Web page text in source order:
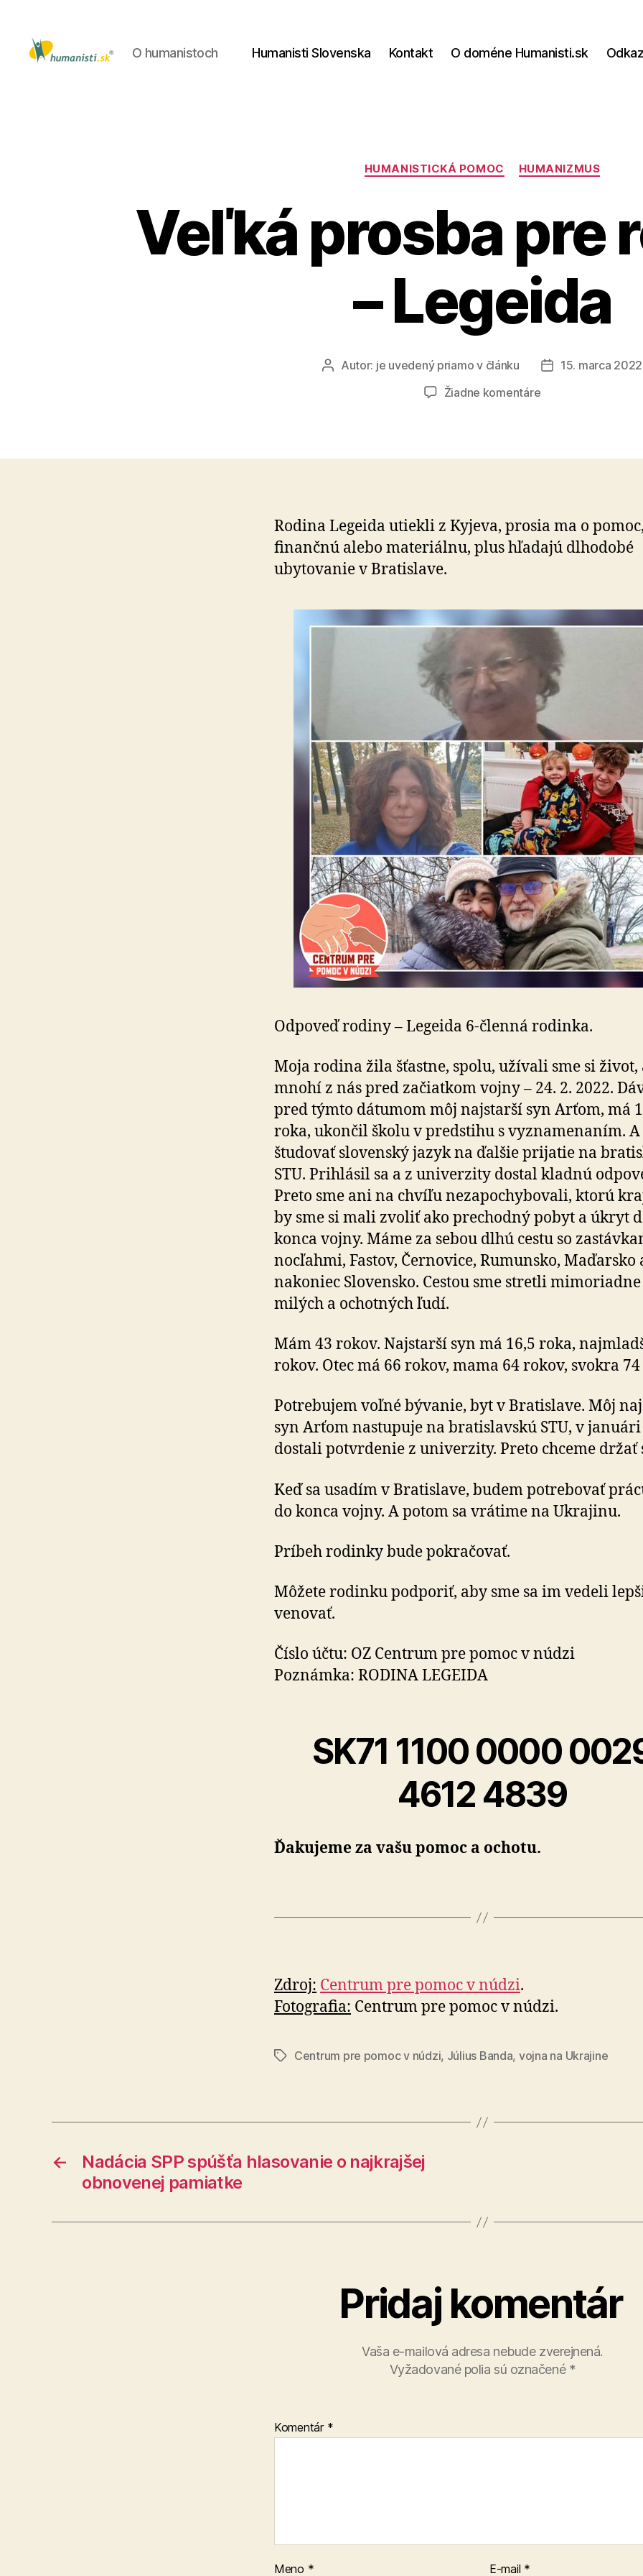
O humanistoch Humanisti Slovenska Kontakt O doméne Humanisti.sk
Kategórie
HUMANISTICKÁ POMOC HUMANIZMUS
Veľká prosba pre
– Legeida
AutorAutor: je uvedený priamo v článku
Dátum
15. marca 2022
Žiadne komentárena
rodinku
Rodina Legeida utiekli z Kyjeva, prosia ma o
finančnú alebo materiálnu, plus hľadajú dlhodobé
ubytovanie v Bratislave.
Odpoveď rodiny – Legeida 6-členná rodinka.
Moja rodina žila šťastne, spolu, užívali sme si život,
mnohí z nás pred začiatkom vojny – 24. 2. 2022.
pred týmto dátumom môj najstarší syn Arťom, má
roka, ukončil školu v predstihu s vyznamenaním. A
študovať slovenský jazyk na ďalšie prijatie na
STU. Prihlásil sa a z univerzity dostal kladnú
Preto sme ani na chvíľu nezapochybovali, ktorú
by sme si mali zvoliť ako prechodný pobyt a úkryt
konca vojny. Máme za sebou dlhú cestu so
nocľahmi, Fastov, Černovice, Rumunsko, Maďarsko
nakoniec Slovensko. Cestou sme stretli mimoriadne
milých a ochotných ľudí.
Mám 43 rokov. Najstarší syn má 16,5 roka,
rokov. Otec má 66 rokov, mama 64 rokov, svokra
Potrebujem voľné bývanie, byt v Bratislave. Môj
syn Arťom nastupuje na bratislavskú STU, v januári
dostali potvrdenie z univerzity. Preto chceme držať
Keď sa usadím v Bratislave, budem potrebovať
do konca vojny. A potom sa vrátime na Ukrajinu.
Príbeh rodinky bude pokračovať.
Môžete rodinku podporiť, aby sme sa im vedeli
venovať.
Číslo účtu: OZ Centrum pre pomoc v núdzi
Poznámka: RODINA LEGEIDA
SK71 1100 0000
4612 4839
Ďakujeme za vašu pomoc a ochotu.
Zdroj: Centrum pre pomoc v núdzi.
Fotografia: Centrum pre pomoc v núdzi.
ZnačkyCentrum pre pomoc v núdzi, Július Banda, vojna na Ukrajine
←
Nadácia SPP spúšťa hlasovanie o najkrajšej
obnovenej pamiatke
Pridaj komentár
Vaša e-mailová adresa nebude zverejnená.
Vyžadované polia sú označené *
Komentár *
Meno * E-mail *